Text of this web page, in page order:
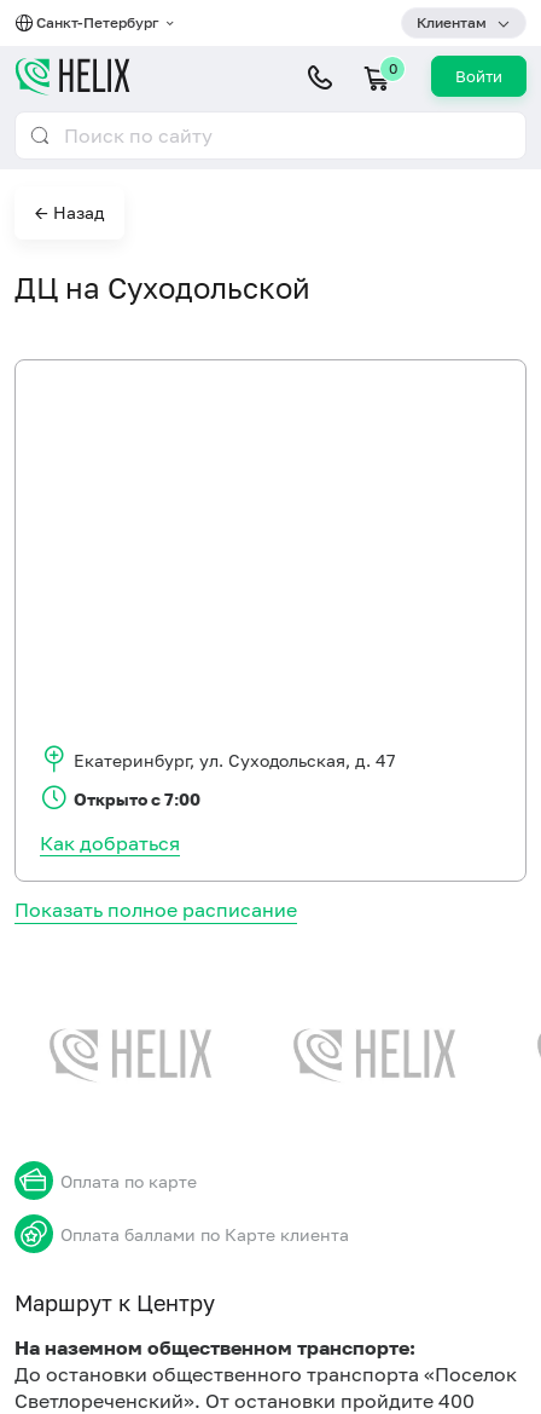
Санкт-Петербург Клиентам
0 Войти
← Назад
ДЦ на Суходольской
Показать полное расписание
Оплата по карте
Оплата баллами по Карте клиента
Маршрут к Центру
На наземном общественном транспорте:
До остановки общественного транспорта «Поселок
Светлореченский». От остановки пройдите 400
Екатеринбург, ул. Суходольская, д. 47
Открыто с 7:00
Как добраться